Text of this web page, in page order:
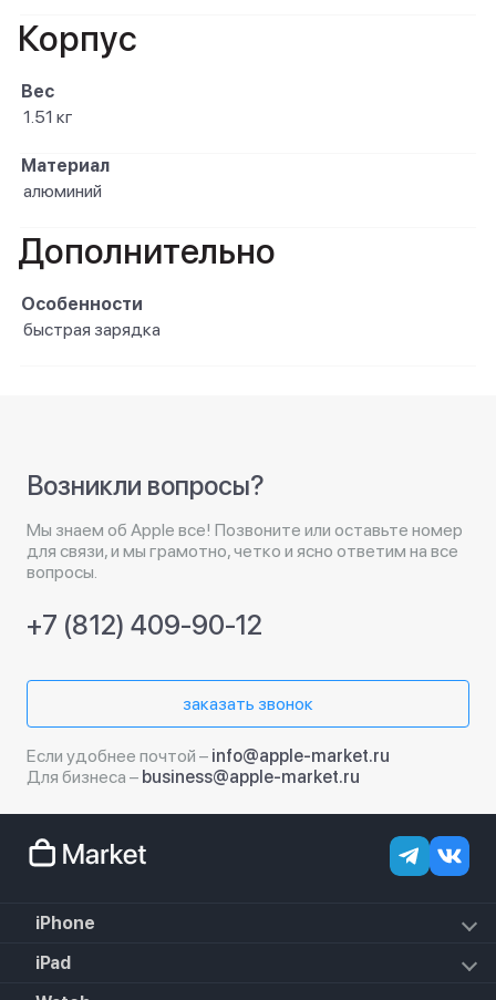
Корпус
Вес
1.51 кг
Материал
алюминий
Дополнительно
Особенности
быстрая зарядка
Возникли вопросы?
Мы знаем об Apple все! Позвоните или оставьте номер
для связи, и мы грамотно, четко и ясно ответим на все
вопросы.
+7 (812) 409-90-12
заказать звонок
Если удобнее почтой – info@apple-market.ru
Для бизнеса – business@apple-market.ru
iPhone
iPhone 17e
iPad